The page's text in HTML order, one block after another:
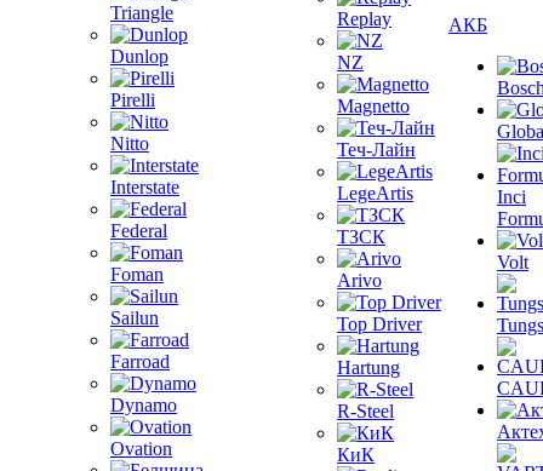
Triangle
Dunlop
Pirelli
Nitto
Interstate
Federal
Foman
Sailun
Farroad
Dynamo
Ovation
Replay
NZ
Magnetto
Теч-Лайн
LegeArtis
ТЗСК
Arivo
Top Driver
Hartung
R-Steel
КиК
АКБ
Inci
Volt